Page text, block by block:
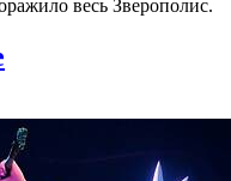
весь Зверополис.